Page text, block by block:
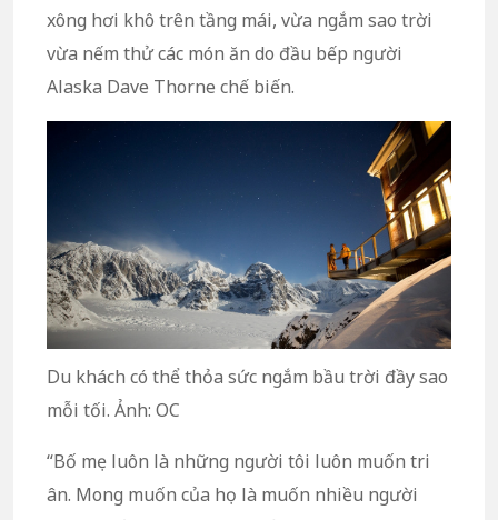
xông hơi khô trên tầng mái, vừa ngắm sao trời
vừa nếm thử các món ăn do đầu bếp người
Alaska Dave Thorne chế biến.
Du khách có thể thỏa sức ngắm bầu trời đầy sao
mỗi tối. Ảnh: OC
“Bố mẹ luôn là những người tôi luôn muốn tri
ân. Mong muốn của họ là muốn nhiều người